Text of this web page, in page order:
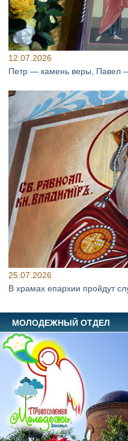
12.07.2026
Петр — камень веры, Павел
25.07.2026
В храмах епархии пройдут
МОЛОДЕЖНЫЙ ОТДЕЛ